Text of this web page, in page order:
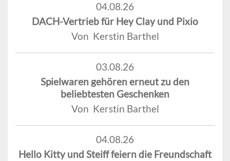
04.08.26
DACH-Vertrieb für Hey Clay und Pixio
Von Kerstin Barthel
03.08.26
Spielwaren gehören erneut zu den
beliebtesten Geschenken
Von Kerstin Barthel
04.08.26
Hello Kitty und Steiff feiern die Freundschaft